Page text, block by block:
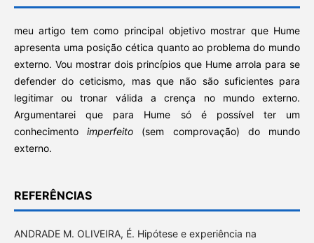
meu artigo tem como principal objetivo mostrar que Hume
apresenta uma posição cética quanto ao problema do mundo
externo. Vou mostrar dois princípios que Hume arrola para se
defender do ceticismo, mas que não são suficientes para
legitimar ou tronar válida a crença no mundo externo.
Argumentarei que para Hume só é possível ter um
conhecimentoimperfeito (sem comprovação) do mundo
externo.
REFERÊNCIAS
ANDRADE M. OLIVEIRA, É. Hipótese e experiência na